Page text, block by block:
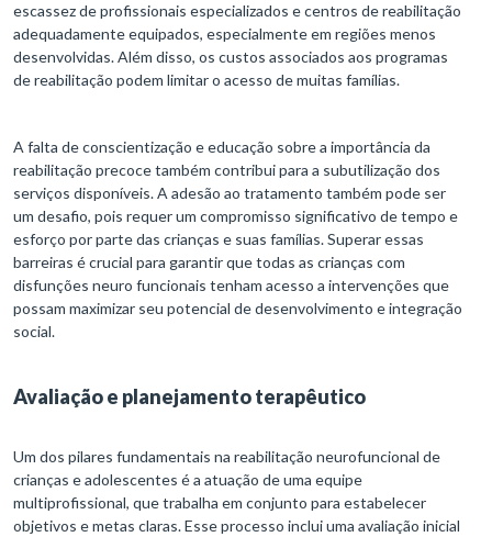
escassez de profissionais especializados e centros de reabilitação
adequadamente equipados, especialmente em regiões menos
desenvolvidas. Além disso, os custos associados aos programas
de reabilitação podem limitar o acesso de muitas famílias.
A falta de conscientização e educação sobre a importância da
reabilitação precoce também contribui para a subutilização dos
serviços disponíveis. A adesão ao tratamento também pode ser
um desafio, pois requer um compromisso significativo de tempo e
esforço por parte das crianças e suas famílias. Superar essas
barreiras é crucial para garantir que todas as crianças com
disfunções neuro funcionais tenham acesso a intervenções que
possam maximizar seu potencial de desenvolvimento e integração
social.
Avaliação e planejamento terapêutico
Um dos pilares fundamentais na reabilitação neurofuncional de
crianças e adolescentes é a atuação de uma equipe
multiprofissional, que trabalha em conjunto para estabelecer
objetivos e metas claras. Esse processo inclui uma avaliação inicial